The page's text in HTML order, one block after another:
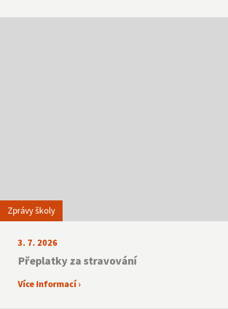
Zprávy školy
3. 7. 2026
Přeplatky za stravování
Více informací ›